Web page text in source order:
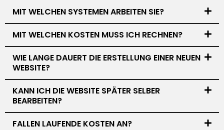
MIT WELCHEN SYSTEMEN ARBEITEN SIE?
MIT WELCHEN KOSTEN MUSS ICH RECHNEN?
WIE LANGE DAUERT DIE ERSTELLUNG EINER NEUEN
WEBSITE?
KANN ICH DIE WEBSITE SPÄTER SELBER
BEARBEITEN?
FALLEN LAUFENDE KOSTEN AN?